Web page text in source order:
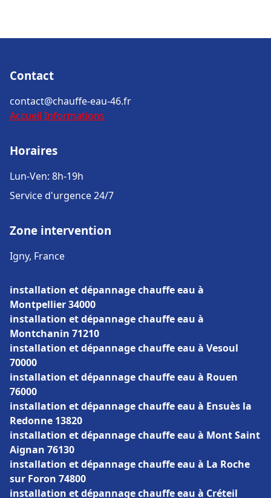
Contact
contact@chauffe-eau-46.fr
Accueil Informations
Horaires
Lun-Ven: 8h-19h
Service d'urgence 24/7
Zone intervention
Igny, France
installation et dépannage chauffe eau à
Montpellier 34000
installation et dépannage chauffe eau à
Montchanin 71210
installation et dépannage chauffe eau à Vesoul
70000
installation et dépannage chauffe eau à Rouen
76000
installation et dépannage chauffe eau à Ensuès la
Redonne 13820
installation et dépannage chauffe eau à Mont Saint
Aignan 76130
installation et dépannage chauffe eau à La Roche
sur Foron 74800
installation et dépannage chauffe eau à Créteil